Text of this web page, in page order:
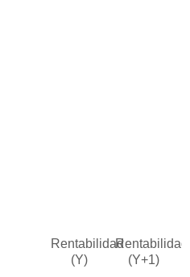
Rentabilidad
(Y)
Rentabilidad
(Y+1)